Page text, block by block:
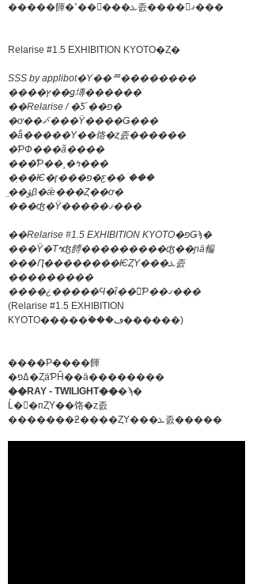
�����餫�ߴ��󤬥���ܥ졼����󤷤ޤ���
Relarise #1.5 EXHIBITION KYOTO�Ȥ�
SSS by applibot�Υ��ꥨ��������
����ץ��ǥ塼������
��Relarise / �Ƽ´��פ�
�ơ��ޤˤ���Ÿ����Ǥ���
�ͥå�����Υ��饹�ȥ졼������
�ƤФ���ã����
���ͤƤ��¸�ߤ���
�ֵ��Ѥ�ɽ���פ�ƹ��ۤ���
̤��ؤβ�ǽ���Ȥ��ơ�
���ʤ�Ÿ�����ޤ���
��Relarise #1.5 EXHIBITION KYOTO�פǤϡ�
���Ÿ�Τߤʤ餺���������ʤ��ɲä䡢
���Ԥ��������ѤȤΥ���ܥ졼
���������
����¿�����Ϥ�ĩ��򤷤Ƥ��ޤ���
(Relarise #1.5 EXHIBITION
KYOTO�����ۡ���ڡ������)
����Ρּ����餫
�ߡפ�ȤäƤĤ��ä��������
��RAY - TWILIGHT���ϡ�
Ĺ��пȤΥ��饹�ȥ졼
�������ƻ����ȤΥ���ܥ졼�����